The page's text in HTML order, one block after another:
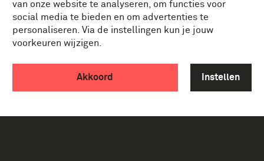
van onze website te analyseren, om functies voor
social media te bieden en om advertenties te
personaliseren. Via de instellingen kun je jouw
voorkeuren wijzigen.
Akkoord Instellen